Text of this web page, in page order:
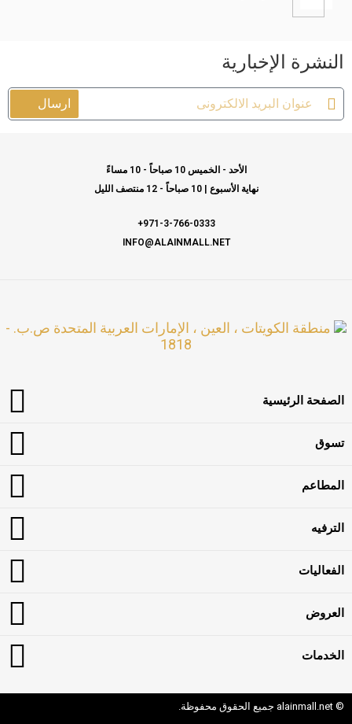
النشرة الإخبارية
ارسال
الأحد - الخميس 10 صباحاً - 10 مساءً
نهاية الأسبوع | 10 صباحاً - 12 منتصف الليل
971-3-766-0333+
INFO@ALAINMALL.NET
منطقة الكويتات ، العين ، الإمارات العربية المتحدة ص.ب. -
1818
الصفحة الرئيسية
تسوق
المطاعم
الترفيه
الفعاليات
العروض
الخدمات
© alainmall.net جميع الحقوق محفوظة.